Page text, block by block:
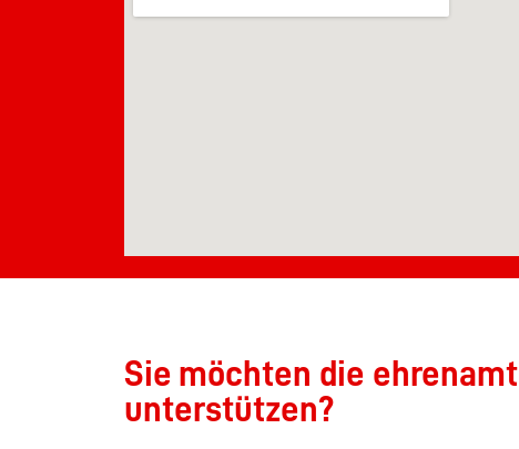
Sie möchten die
unterstützen?